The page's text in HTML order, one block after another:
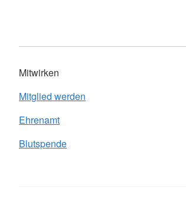
Mitwirken
Mitglied werden
Ehrenamt
Blutspende